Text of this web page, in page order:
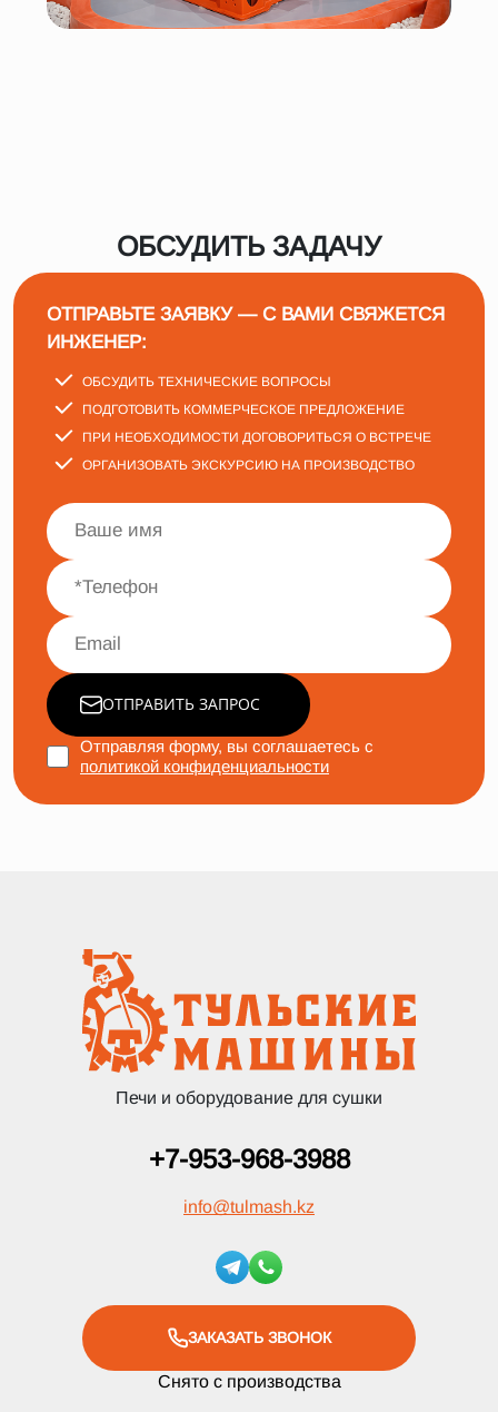
ОБСУДИТЬ ЗАДАЧУ
ОТПРАВЬТЕ ЗАЯВКУ — С ВАМИ СВЯЖЕТСЯ
ИНЖЕНЕР:
ОБСУДИТЬ ТЕХНИЧЕСКИЕ ВОПРОСЫ
ПОДГОТОВИТЬ КОММЕРЧЕСКОЕ ПРЕДЛОЖЕНИЕ
ПРИ НЕОБХОДИМОСТИ ДОГОВОРИТЬСЯ О ВСТРЕЧЕ
ОРГАНИЗОВАТЬ ЭКСКУРСИЮ НА ПРОИЗВОДСТВО
ОТПРАВИТЬ ЗАПРОС
Отправляя форму, вы соглашаетесь с
политикой конфиденциальности
Печи и оборудование для сушки
+7-953-968-3988
info@tulmash.kz
ЗАКАЗАТЬ ЗВОНОК
Снято с производства